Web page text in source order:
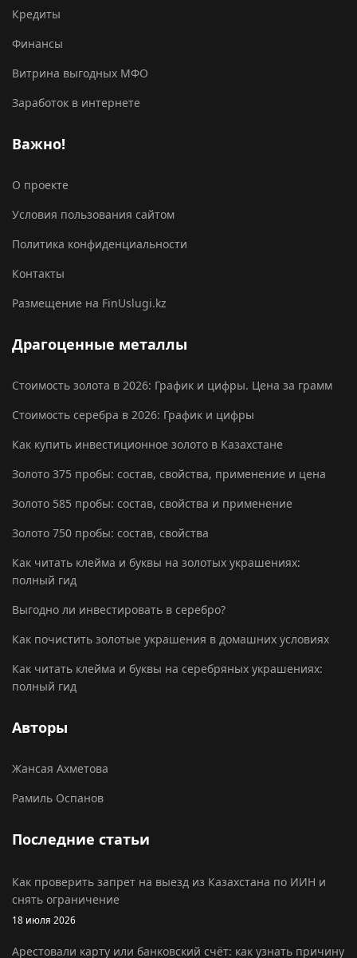
Кредиты
Финансы
Витрина выгодных МФО
Заработок в интернете
Важно!
О проекте
Условия пользования сайтом
Политика конфиденциальности
Контакты
Размещение на FinUslugi.kz
Драгоценные металлы
Стоимость золота в 2026: График и цифры. Цена за грамм
Стоимость серебра в 2026: График и цифры
Как купить инвестиционное золото в Казахстане
Золото 375 пробы: состав, свойства, применение и цена
Золото 585 пробы: состав, свойства и применение
Золото 750 пробы: состав, свойства
Как читать клейма и буквы на золотых украшениях:
полный гид
Выгодно ли инвестировать в серебро?
Как почистить золотые украшения в домашних условиях
Как читать клейма и буквы на серебряных украшениях:
полный гид
Авторы
Жансая Ахметова
Рамиль Оспанов
Последние статьи
Как проверить запрет на выезд из Казахстана по ИИН и
снять ограничение
18 июля 2026
Арестовали карту или банковский счёт: как узнать причину